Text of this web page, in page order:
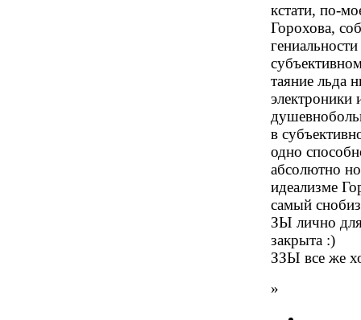
кстати, по-
Горохова,
таяние льда
электроники
в
одно
абсолютно
идеализме
самый
ЗЫ лично
закрыта :)
ЗЗЫ все же
»